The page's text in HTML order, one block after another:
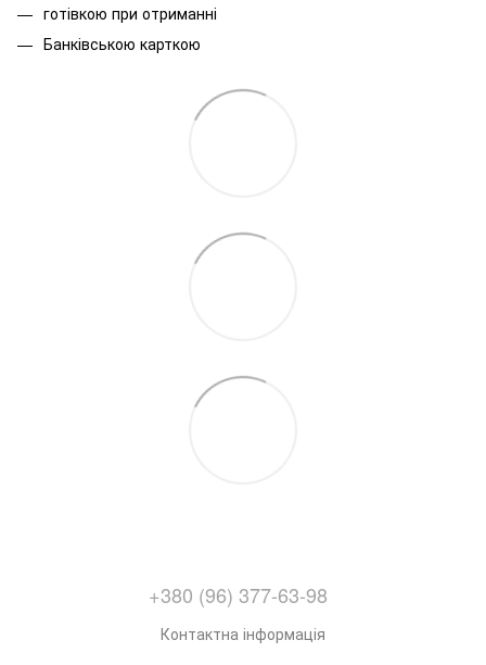
готівкою при отриманні
Банківською карткою
+380 (96) 377-63-98
Контактна інформація